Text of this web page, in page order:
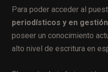
Para poder acceder al
periodísticos y en
poseer un conocimiento
alto nivel de escritura en